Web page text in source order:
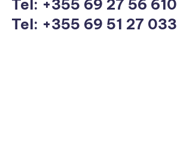
Tel: +355 69 27 56 610
Tel: +355 69 51 27 033